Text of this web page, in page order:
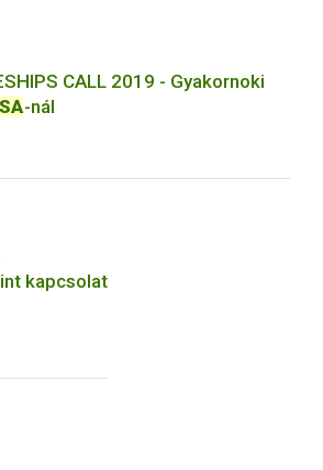
CALL 2019 - Gyakornoki
-nál
kapcsolat